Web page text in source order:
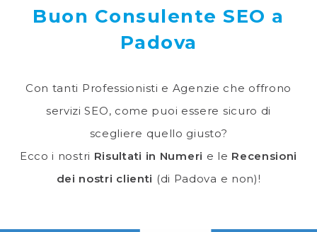
Buon Consulente SEO a
Padova
Con tanti Professionisti e Agenzie che offrono
servizi SEO, come puoi essere sicuro di
scegliere quello giusto?
Ecco i nostri Risultati in Numeri e le Recensioni
dei nostri clienti (di Padova e non)!